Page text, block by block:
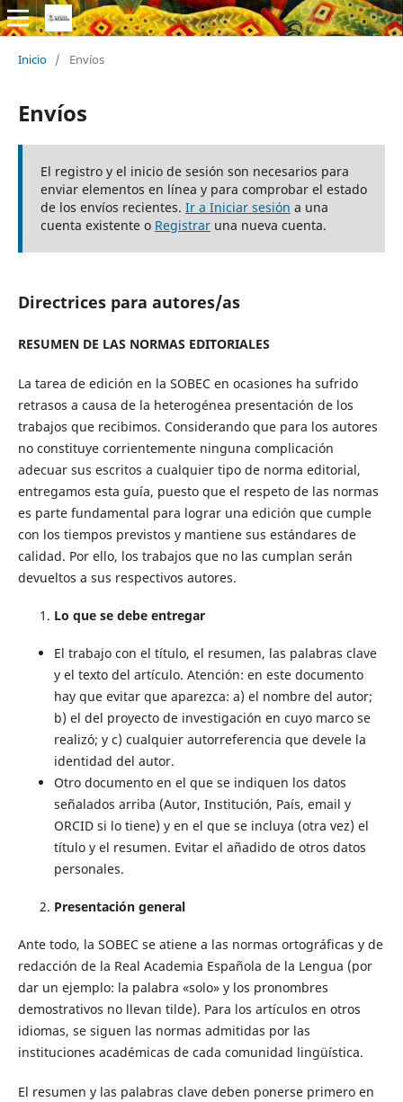
Inicio / Envíos
Envíos
El registro y el inicio de sesión son necesarios para
enviar elementos en línea y para comprobar el estado
de los envíos recientes. Ir a Iniciar sesión a una
cuenta existente o Registraruna nueva cuenta.
Directrices para autores/as
RESUMEN DE LAS NORMAS EDITORIALES
La tarea de edición en la SOBEC en ocasiones ha sufrido
retrasos a causa de la heterogénea presentación de los
trabajos que recibimos. Considerando que para los autores
no constituye corrientemente ninguna complicación
adecuar sus escritos a cualquier tipo de norma editorial,
entregamos esta guía, puesto que el respeto de las normas
es parte fundamental para lograr una edición que cumple
con los tiempos previstos y mantiene sus estándares de
calidad. Por ello, los trabajos que no las cumplan serán
devueltos a sus respectivos autores.
Lo que se debe entregar
El trabajo con el título, el resumen, las palabras clave
y el texto del artículo. Atención: en este documento
hay que evitar que aparezca: a) el nombre del autor;
b) el del proyecto de investigación en cuyo marco se
realizó; y c) cualquier autorreferencia que devele la
identidad del autor.
Otro documento en el que se indiquen los datos
señalados arriba (Autor, Institución, País, email y
ORCID si lo tiene) y en el que se incluya (otra vez) el
título y el resumen. Evitar el añadido de otros datos
personales.
Presentación general
Ante todo, la SOBEC se atiene a las normas ortográficas y de
redacción de la Real Academia Española de la Lengua (por
dar un ejemplo: la palabra «solo» y los pronombres
demostrativos no llevan tilde). Para los artículos en otros
idiomas, se siguen las normas admitidas por las
instituciones académicas de cada comunidad lingüística.
El resumen y las palabras clave deben ponerse primero en